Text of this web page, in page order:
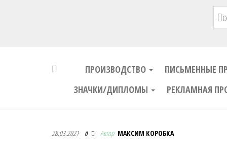
ПРОИЗВОДСТВО ПИСЬМЕННЫЕ
ЗНАЧКИ/ДИПЛОМЫ
РЕКЛАМНАЯ
Первая Украинская Сувенирная
28.03.2021 0 Автор МАКСИМ КОРОБКА